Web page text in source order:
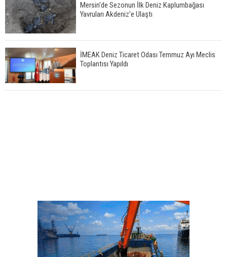
Mersin'de Sezonun İlk Deniz Kaplumbağası
Yavruları Akdeniz'e Ulaştı
İMEAK Deniz Ticaret Odası Temmuz Ayı Meclis
Toplantısı Yapıldı